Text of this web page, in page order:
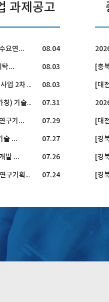
과제공고
요연... 08.04
탁... 08.03
2026년 하반기 원자력정책연구사업 2차 공고 08.03
디스플레이첨단산업기술개발(가칭) 기술수요조사 07.31
구기... 07.29
술 ... 07.27
발 ... 07.26
2026년도 제3차 과학기술분야 연구기획과제 공모 07.24
[충
[대
[대
[경
[경
[경